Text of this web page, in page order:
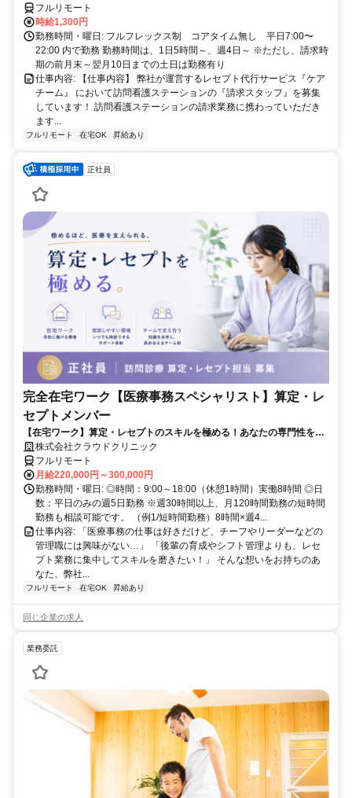
フルリモート
時給1,300円
勤務時間・曜日: フルフレックス制 コアタイム無し 平日7:00〜
22:00 内で勤務 勤務時間は、1日5時間～、週4日～ ※ただし、請求時
期の前月末～翌月10日までの土日は勤務有り
仕事内容: 【仕事内容】 弊社が運営するレセプト代行サービス『ケア
チーム』 において訪問看護ステーションの『請求スタッフ』を募集
しています！ 訪問看護ステーションの請求業務に携わっていただき
ます...
フルリモート 在宅OK 昇給あり
正社員
完全在宅ワーク【医療事務スペシャリスト】算定・レ
セプトメンバー
【在宅ワーク】算定・レセプトのスキルを極める！あなたの専門性を活
かせる！
株式会社クラウドクリニック
フルリモート
月給220,000円～300,000円
勤務時間・曜日: ◎時間：9:00～18:00（休憩1時間）実働8時間 ◎日
数：平日のみの週5日勤務 ※週30時間以上、月120時間勤務の短時間
勤務も相談可能です。 （例1/短時間勤務）8時間×週4...
仕事内容: 「医療事務の仕事は好きだけど、チーフやリーダーなどの
管理職には興味がない…」 「後輩の育成やシフト管理よりも、レセ
プト業務に集中してスキルを磨きたい！」 そんな想いをお持ちのあ
なた、弊社...
フルリモート 在宅OK 昇給あり
同じ企業の求人
業務委託